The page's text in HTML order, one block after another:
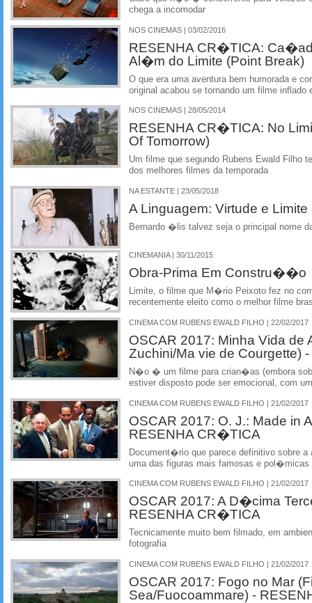
chega a incomodar
NOS CINEMAS | 03/02/2016
RESENHA CR�TICA:
Al�m do Limite (Point Break)
O que era uma aventura bem humorada e
original acabou se tornando um filme inflado
NOS CINEMAS | 28/05/2014
RESENHA CR�TICA: No
Of Tomorrow)
Um filme que segundo Rubens Ewald
dos melhores filmes da temporada
NA ESTANTE | 23/05/2018
A Linguagem: Virtude e
Bernardo �lis talvez seja o principal nome
CINEMANIA | 30/11/2015
Obra-Prima Em Constru��o
Limite, o filme que M�rio Peixoto fez no
recentemente eleito como o melhor filme
CINEMA COM RUBENS EWALD FILHO | 22/02/2017
OSCAR 2017: Minha Vida de
Zuchini/Ma vie de Courgette)
N�o � um filme para crian�as (embora
estiver disposto pode ser emocional, com
CINEMA COM RUBENS EWALD FILHO | 21/02/2017
OSCAR 2017: O. J.: Made in
RESENHA CR�TICA
Document�rio que parece definitivo sobre
uma das figuras mais famosas e
CINEMA COM RUBENS EWALD FILHO | 21/02/2017
OSCAR 2017: A D�cima
RESENHA CR�TICA
Tecnicamente muito bem filmado, em
fotografia
CINEMA COM RUBENS EWALD FILHO | 21/02/2017
OSCAR 2017: Fogo no Mar
Sea/Fuocoammare) -